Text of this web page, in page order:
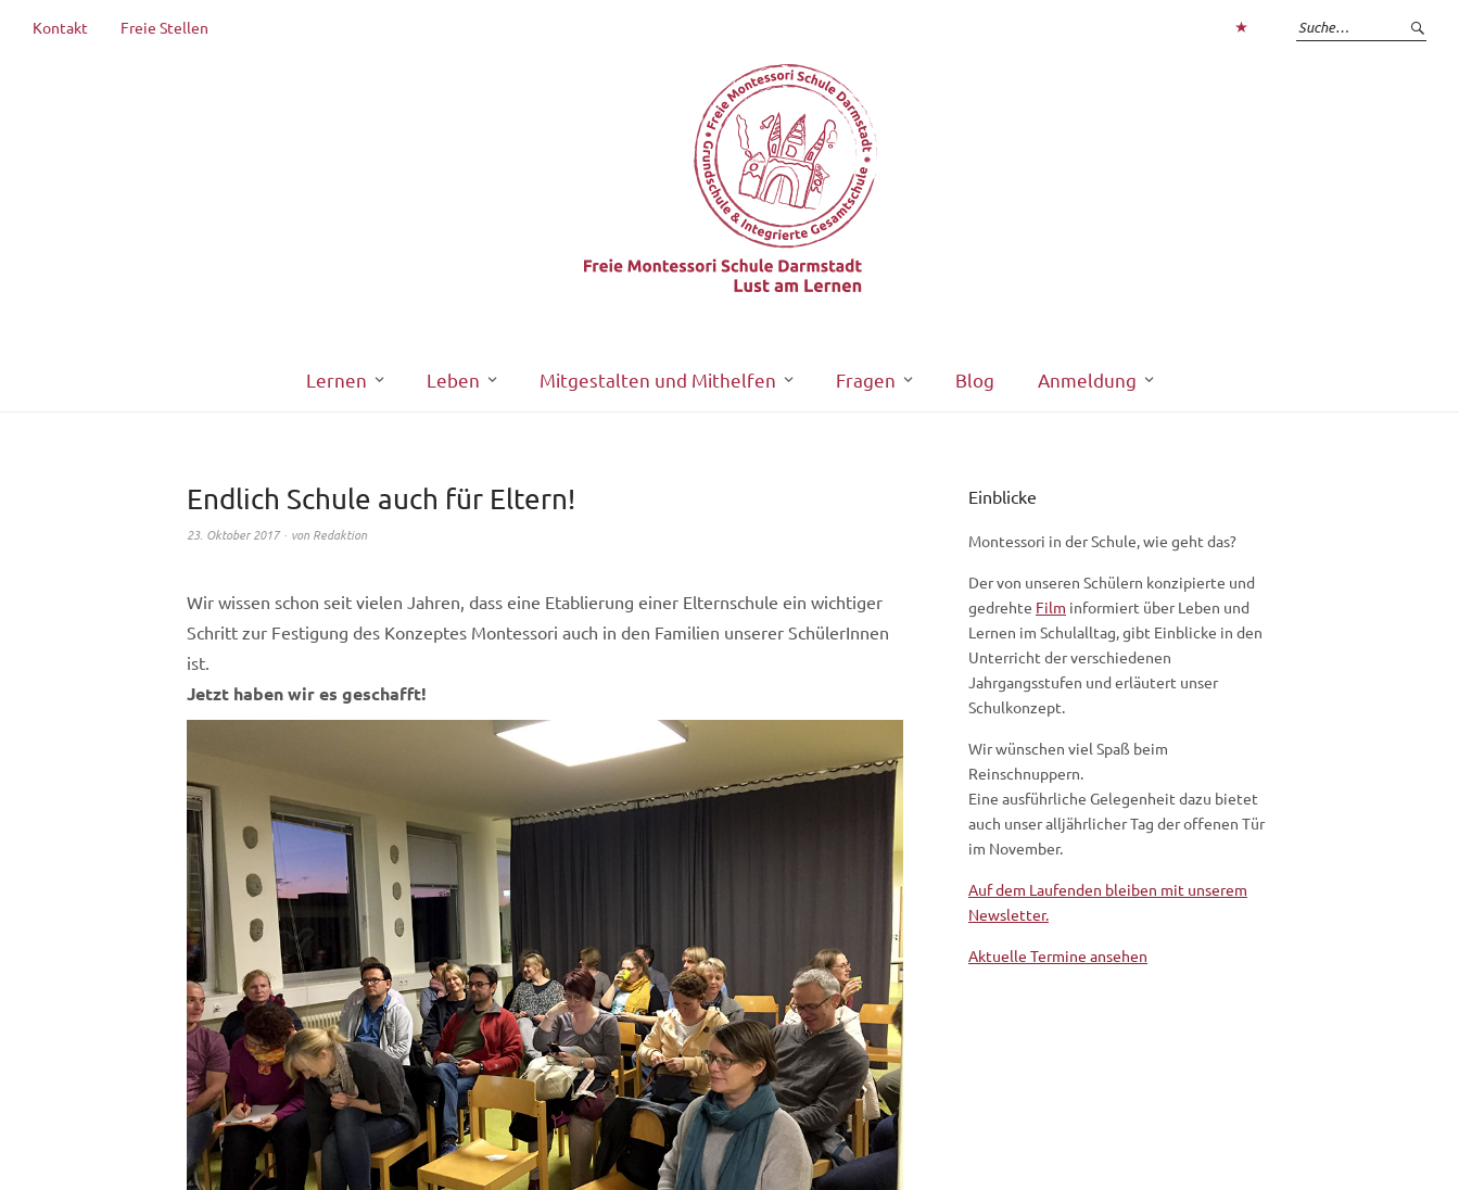
Kontakt
Freie Stellen
Lernen Leben Mitgestalten und Mithelfen Fragen Blog Anmeldung
Endlich Schule auch für Eltern!
23. Oktober 2017 von Redaktion
Wir wissen schon seit vielen Jahren, dass eine Etablierung einer Elternschule ein wichtiger
Schritt zur Festigung des Konzeptes Montessori auch in den Familien unserer SchülerInnen
ist.
Jetzt haben wir es geschafft!
Einblicke
Montessori in der Schule, wie geht das?
Der von unseren Schülern konzipierte und
gedrehte Film informiert über Leben und
Lernen im Schulalltag, gibt Einblicke in den
Unterricht der verschiedenen
Jahrgangsstufen und erläutert unser
Schulkonzept.
Wir wünschen viel Spaß beim
Reinschnuppern.
Eine ausführliche Gelegenheit dazu bietet
auch unser alljährlicher Tag der offenen Tür
im November.
Auf dem Laufenden bleiben mit unserem
Newsletter.
Aktuelle Termine ansehen